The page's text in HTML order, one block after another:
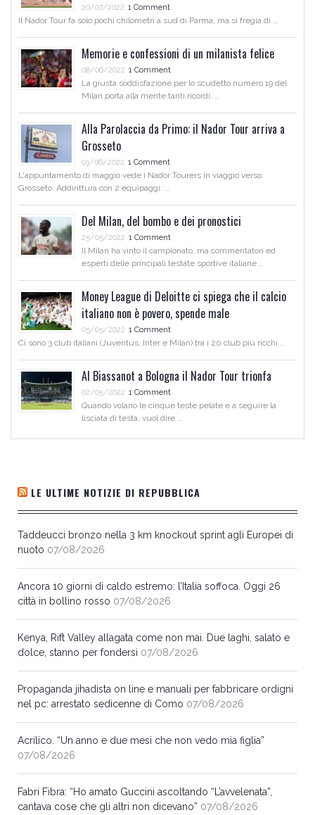
20/07/2022 1 Comment
Il Nador Tour fa solo pochi chilometri a sud di Parma, ma si fregia di …
Memorie e confessioni di un milanista felice
08/06/2022 1 Comment
La giusta soddisfazione per lo scudetto numero 19 del
Milan porta alla mente tanti ricordi. …
Alla Parolaccia da Primo: il Nador Tour arriva a
Grosseto
03/06/2022 1 Comment
L'appuntamento di maggio vede i Nador Tourers in viaggio verso
Grosseto. Addirittura con 2 equipaggi. …
Del Milan, del bombo e dei pronostici
25/05/2022 1 Comment
Il Milan ha vinto il campionato, ma commentatori ed
esperti delle principali testate sportive italiane …
Money League di Deloitte ci spiega che il calcio
italiano non è povero, spende male
05/05/2022 1 Comment
Ci sono 3 club italiani (Juventus, Inter e Milan) tra i 20 club più ricchi …
Al Biassanot a Bologna il Nador Tour trionfa
02/05/2022 1 Comment
Quando volano le cinque teste pelate e a seguire la
lisciata di testa, vuol dire …
LE ULTIME NOTIZIE DI REPUBBLICA
Taddeucci bronzo nella 3 km knockout sprint agli Europei di
nuoto 07/08/2026
Ancora 10 giorni di caldo estremo: l’Italia soffoca. Oggi 26
città in bollino rosso 07/08/2026
Kenya, Rift Valley allagata come non mai. Due laghi, salato e
dolce, stanno per fondersi 07/08/2026
Propaganda jihadista on line e manuali per fabbricare ordigni
nel pc: arrestato sedicenne di Como 07/08/2026
Acrilico. “Un anno e due mesi che non vedo mia figlia”
07/08/2026
Fabri Fibra: “Ho amato Guccini ascoltando “L’avvelenata”,
cantava cose che gli altri non dicevano” 07/08/2026